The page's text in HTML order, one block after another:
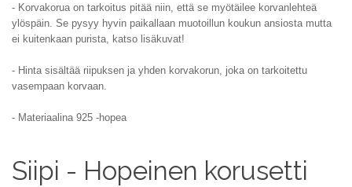
- Korvakorua on tarkoitus pitää niin, että se myötäilee korvanlehteä
ylöspäin. Se pysyy hyvin paikallaan muotoillun koukun ansiosta mutta
ei kuitenkaan purista, katso lisäkuvat!
- Hinta sisältää riipuksen ja yhden korvakorun, joka on tarkoitettu
vasempaan korvaan.
- Materiaalina 925 -hopea
Siipi - Hopeinen korusetti